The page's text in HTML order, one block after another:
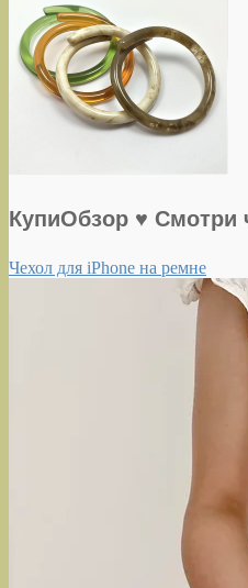
КупиОбзор ♥
Чехол для iPhone на ремне